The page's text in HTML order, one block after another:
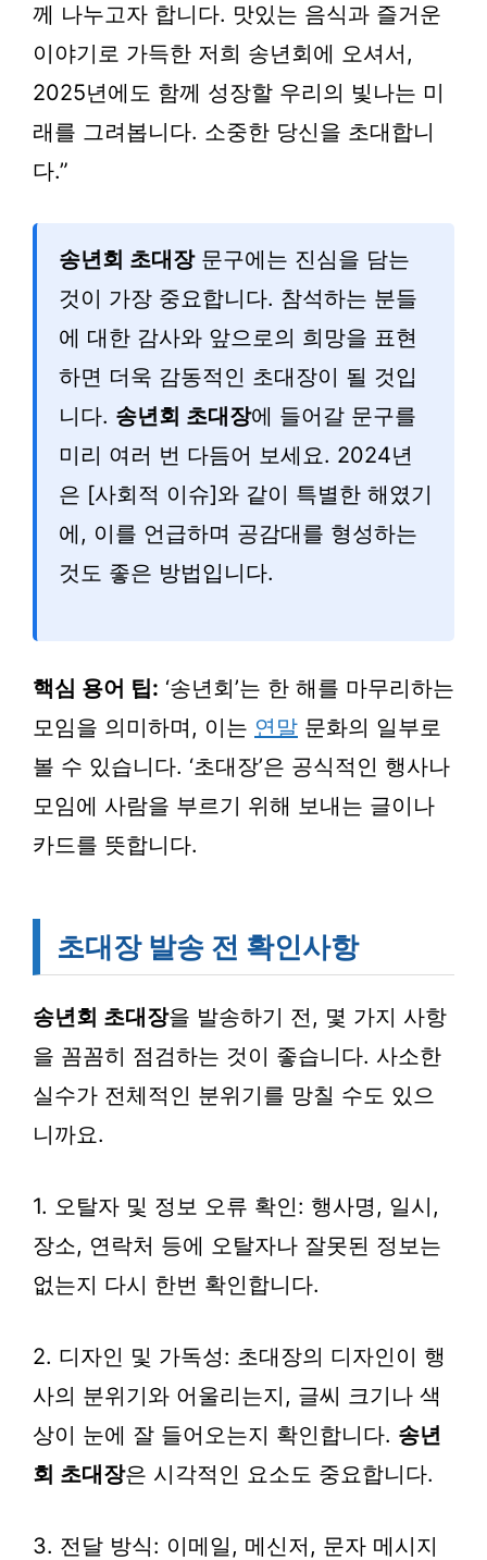
께 나누고자 합니다. 맛있는 음식과 즐거운
이야기로 가득한 저희 송년회에 오셔서,
2025년에도 함께 성장할 우리의 빛나는 미
래를 그려봅니다. 소중한 당신을 초대합니
다.”
송년회 초대장문구에는 진심을 담는
것이 가장 중요합니다. 참석하는 분들
에 대한 감사와 앞으로의 희망을 표현
하면 더욱 감동적인 초대장이 될 것입
니다. 송년회 초대장에 들어갈 문구를
미리 여러 번 다듬어 보세요. 2024년
은 [사회적 이슈]와 같이 특별한 해였기
에, 이를 언급하며 공감대를 형성하는
것도 좋은 방법입니다.
핵심 용어 팁: ‘송년회’는 한 해를 마무리하는
모임을 의미하며, 이는 연말 문화의 일부로
볼 수 있습니다. ‘초대장’은 공식적인 행사나
모임에 사람을 부르기 위해 보내는 글이나
카드를 뜻합니다.
초대장 발송 전 확인사항
송년회 초대장을 발송하기 전, 몇 가지 사항
을 꼼꼼히 점검하는 것이 좋습니다. 사소한
실수가 전체적인 분위기를 망칠 수도 있으
니까요.
1. 오탈자 및 정보 오류 확인: 행사명, 일시,
장소, 연락처 등에 오탈자나 잘못된 정보는
없는지 다시 한번 확인합니다.
2. 디자인 및 가독성: 초대장의 디자인이 행
사의 분위기와 어울리는지, 글씨 크기나 색
상이 눈에 잘 들어오는지 확인합니다. 송년
회 초대장은 시각적인 요소도 중요합니다.
3. 전달 방식: 이메일, 메신저, 문자 메시지